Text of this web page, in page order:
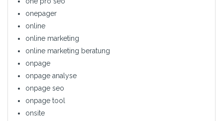
onepager
online
online marketing
online marketing beratung
onpage
onpage analyse
onpage seo
onpage tool
onsite